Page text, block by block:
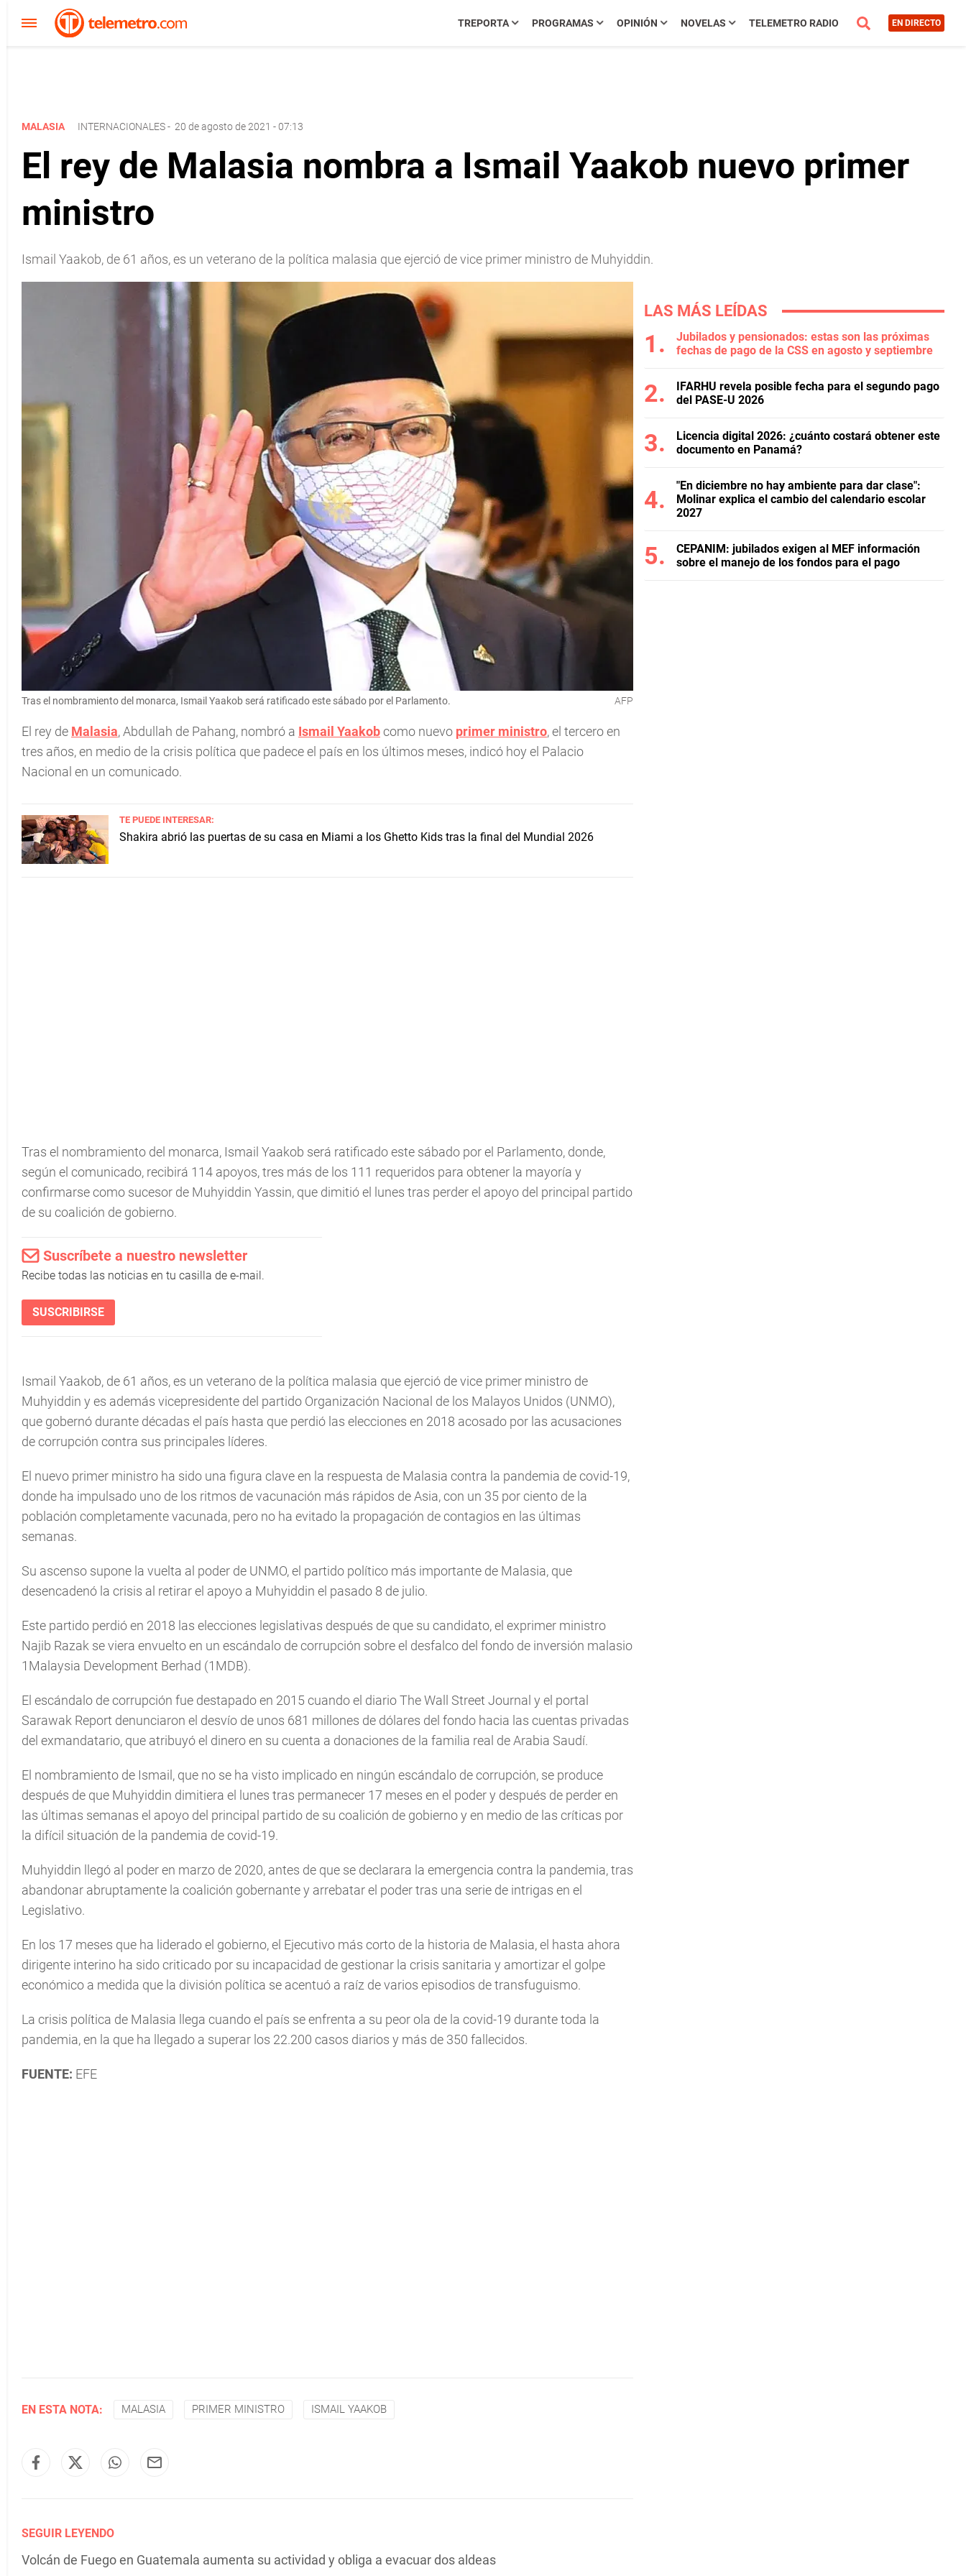
TREPORTA PROGRAMAS OPINIÓN NOVELAS TELEMETRO RADIO EN DIRECTO
MALASIA INTERNACIONALES- 20 de agosto de 2021 - 07:13
El rey de Malasia nombra a Ismail Yaakob nuevo primer
ministro
Ismail Yaakob, de 61 años, es un veterano de la política malasia que ejerció de vice primer ministro de Muhyiddin.
Tras el nombramiento del monarca, Ismail Yaakob será ratificado este sábado por el Parlamento. AFP
El rey de Malasia, Abdullah de Pahang, nombró a Ismail Yaakobcomo nuevo primer ministro, el tercero en
tres años, en medio de la crisis política que padece el país en los últimos meses, indicó hoy el Palacio
Nacional en un comunicado.
TE PUEDE INTERESAR:
Shakira abrió las puertas de su casa en Miami a los Ghetto Kids tras la final del Mundial 2026
Tras el nombramiento del monarca, Ismail Yaakob será ratificado este sábado por el Parlamento, donde,
según el comunicado, recibirá 114 apoyos, tres más de los 111 requeridos para obtener la mayoría y
confirmarse como sucesor de Muhyiddin Yassin, que dimitió el lunes tras perder el apoyo del principal partido
de su coalición de gobierno.
Suscríbete a nuestro newsletter
Recibe todas las noticias en tu casilla de e-mail.
SUSCRIBIRSE
Ismail Yaakob, de 61 años, es un veterano de la política malasia que ejerció de vice primer ministro de
Muhyiddin y es además vicepresidente del partido Organización Nacional de los Malayos Unidos (UNMO),
que gobernó durante décadas el país hasta que perdió las elecciones en 2018 acosado por las acusaciones
de corrupción contra sus principales líderes.
El nuevo primer ministro ha sido una figura clave en la respuesta de Malasia contra la pandemia de covid-19,
donde ha impulsado uno de los ritmos de vacunación más rápidos de Asia, con un 35 por ciento de la
población completamente vacunada, pero no ha evitado la propagación de contagios en las últimas
semanas.
Su ascenso supone la vuelta al poder de UNMO, el partido político más importante de Malasia, que
desencadenó la crisis al retirar el apoyo a Muhyiddin el pasado 8 de julio.
Este partido perdió en 2018 las elecciones legislativas después de que su candidato, el exprimer ministro
Najib Razak se viera envuelto en un escándalo de corrupción sobre el desfalco del fondo de inversión malasio
1Malaysia Development Berhad (1MDB).
El escándalo de corrupción fue destapado en 2015 cuando el diario The Wall Street Journal y el portal
Sarawak Report denunciaron el desvío de unos 681 millones de dólares del fondo hacia las cuentas privadas
del exmandatario, que atribuyó el dinero en su cuenta a donaciones de la familia real de Arabia Saudí.
El nombramiento de Ismail, que no se ha visto implicado en ningún escándalo de corrupción, se produce
después de que Muhyiddin dimitiera el lunes tras permanecer 17 meses en el poder y después de perder en
las últimas semanas el apoyo del principal partido de su coalición de gobierno y en medio de las críticas por
la difícil situación de la pandemia de covid-19.
Muhyiddin llegó al poder en marzo de 2020, antes de que se declarara la emergencia contra la pandemia, tras
abandonar abruptamente la coalición gobernante y arrebatar el poder tras una serie de intrigas en el
Legislativo.
En los 17 meses que ha liderado el gobierno, el Ejecutivo más corto de la historia de Malasia, el hasta ahora
dirigente interino ha sido criticado por su incapacidad de gestionar la crisis sanitaria y amortizar el golpe
económico a medida que la división política se acentuó a raíz de varios episodios de transfuguismo.
La crisis política de Malasia llega cuando el país se enfrenta a su peor ola de la covid-19 durante toda la
pandemia, en la que ha llegado a superar los 22.200 casos diarios y más de 350 fallecidos.
FUENTE: EFE
EN ESTA NOTA: MALASIA PRIMER MINISTRO ISMAIL YAAKOB
SEGUIR LEYENDO
Volcán de Fuego en Guatemala aumenta su actividad y obliga a evacuar dos aldeas
LAS MÁS LEÍDAS
Jubilados y pensionados: estas son las próximas
fechas de pago de la CSS en agosto y septiembre
IFARHU revela posible fecha para el segundo pago
del PASE-U 2026
Licencia digital 2026: ¿cuánto costará obtener este
documento en Panamá?
"En diciembre no hay ambiente para dar clase":
Molinar explica el cambio del calendario escolar
2027
CEPANIM: jubilados exigen al MEF información
sobre el manejo de los fondos para el pago